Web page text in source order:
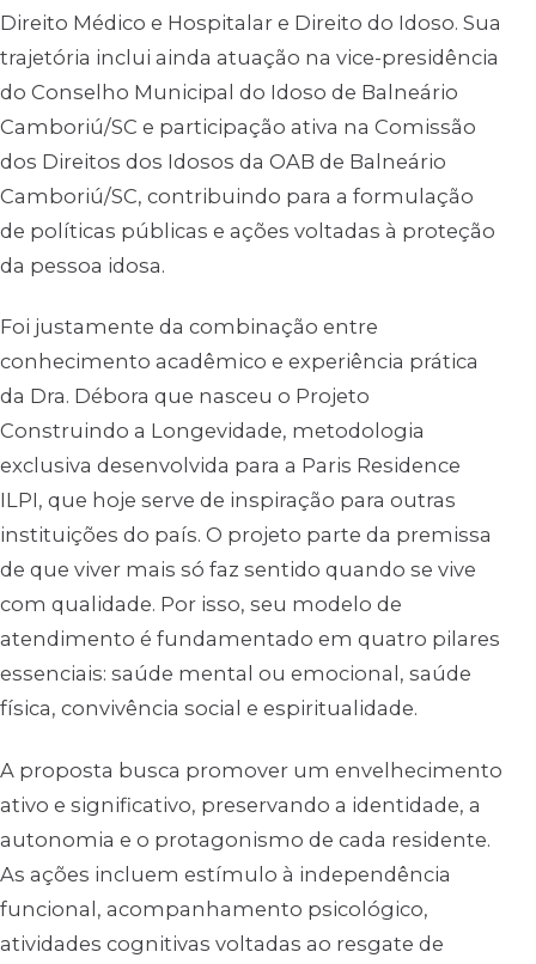
Direito Médico e Hospitalar e Direito do Idoso. Sua
trajetória inclui ainda atuação na vice-presidência
do Conselho Municipal do Idoso de Balneário
Camboriú/SC e participação ativa na Comissão
dos Direitos dos Idosos da OAB de Balneário
Camboriú/SC, contribuindo para a formulação
de políticas públicas e ações voltadas à proteção
da pessoa idosa.
Foi justamente da combinação entre
conhecimento acadêmico e experiência prática
da Dra. Débora que nasceu o Projeto
Construindo a Longevidade, metodologia
exclusiva desenvolvida para a Paris Residence
ILPI, que hoje serve de inspiração para outras
instituições do país. O projeto parte da premissa
de que viver mais só faz sentido quando se vive
com qualidade. Por isso, seu modelo de
atendimento é fundamentado em quatro pilares
essenciais: saúde mental ou emocional, saúde
física, convivência social e espiritualidade.
A proposta busca promover um envelhecimento
ativo e significativo, preservando a identidade, a
autonomia e o protagonismo de cada residente.
As ações incluem estímulo à independência
funcional, acompanhamento psicológico,
atividades cognitivas voltadas ao resgate de